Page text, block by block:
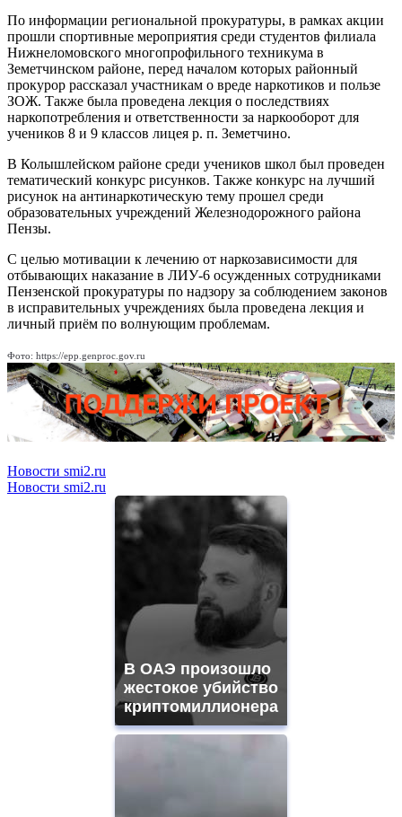
По информации региональной прокуратуры, в рамках акции
прошли спортивные мероприятия среди студентов филиала
Нижнеломовского многопрофильного техникума в
Земетчинском районе, перед началом которых районный
прокурор рассказал участникам о вреде наркотиков и пользе
ЗОЖ. Также была проведена лекция о последствиях
наркопотребления и ответственности за наркооборот для
учеников 8 и 9 классов лицея р. п. Земетчино.
В Колышлейском районе среди учеников школ был проведен
тематический конкурс рисунков. Также конкурс на лучший
рисунок на антинаркотическую тему прошел среди
образовательных учреждений Железнодорожного района
Пензы.
С целью мотивации к лечению от наркозависимости для
отбывающих наказание в ЛИУ-6 осужденных сотрудниками
Пензенской прокуратуры по надзору за соблюдением законов
в исправительных учреждениях была проведена лекция и
личный приём по волнующим проблемам.
Фото: https://epp.genproc.gov.ru
Новости smi2.ru
Новости smi2.ru
В ОАЭ произошло
жестокое убийство
криптомиллионера